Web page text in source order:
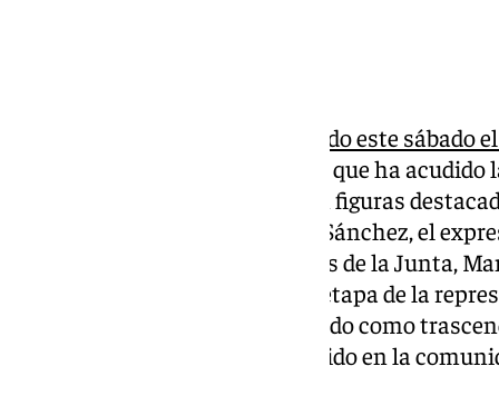
inaugurado este sábado
, al que ha
María Jesús Montero, junto con figuras
presidente del Gobierno, Pedro Sánchez, el
Zapatero o los que fueran líderes de la Junta,
cita -que inicia oficialmente la etapa de la
secretaria general- se ha señalado como
asuntos sobre el futuro del partido en la